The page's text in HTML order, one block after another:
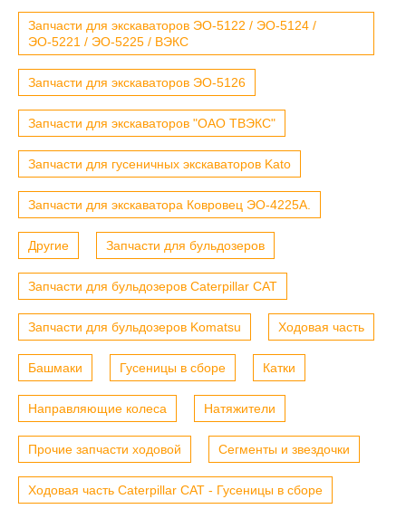
Запчасти для экскаваторов ЭО-5122 / ЭО-5124 /
ЭО-5221 / ЭО-5225 / ВЭКС
Запчасти для экскаваторов ЭО-5126
Запчасти для экскаваторов "ОАО ТВЭКС"
Запчасти для гусеничных экскаваторов Kato
Запчасти для экскаватора Ковровец ЭО-4225А.
Другие Запчасти для бульдозеров
Запчасти для бульдозеров Caterpillar CAT
Запчасти для бульдозеров Komatsu Ходовая часть
Башмаки Гусеницы в сборе Катки
Направляющие колеса Натяжители
Прочие запчасти ходовой Сегменты и звездочки
Ходовая часть Caterpillar CAT - Гусеницы в сборе